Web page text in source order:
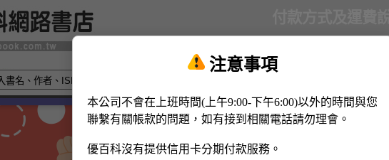
注意事項
本公司不會在上班時間(上午9:00-下午6:00)以外的時間與您
聯繫有關帳款的問題，如有接到相關電話請勿理會。
優百科沒有提供信用卡分期付款服務。